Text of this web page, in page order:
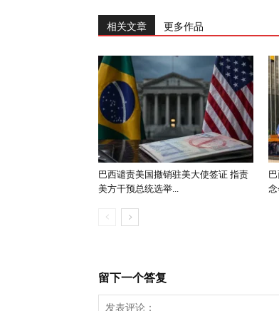
相关文章 更多作品
巴西谴责美国撤销驻美大使签证 指责
美方干预总统选举...
念
留下一个答复